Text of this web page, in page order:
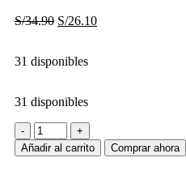
S/34.90 S/26.10
31 disponibles
31 disponibles
Añadir al carrito Comprar ahora